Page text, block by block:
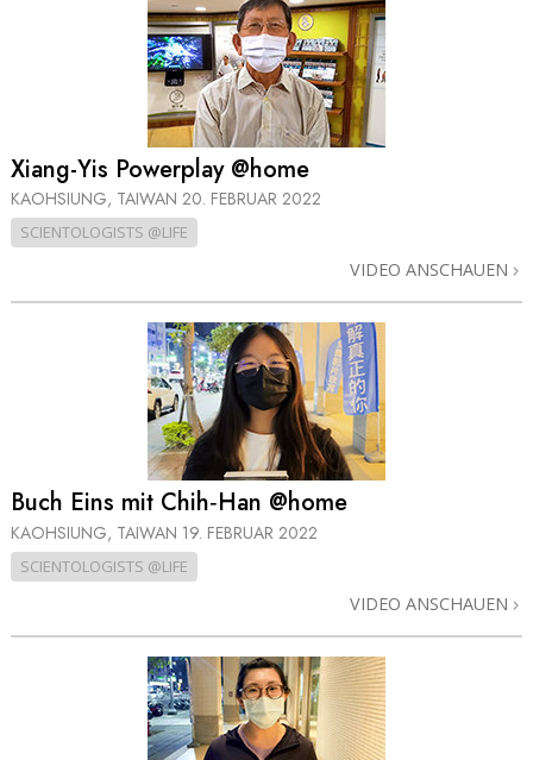
Xiang-Yis Powerplay @home
KAOHSIUNG, TAIWAN 20. FEBRUAR 2022
SCIENTOLOGISTS @LIFE
VIDEO ANSCHAUEN
Buch Eins mit Chih‑Han @home
KAOHSIUNG, TAIWAN 19. FEBRUAR 2022
SCIENTOLOGISTS @LIFE
VIDEO ANSCHAUEN